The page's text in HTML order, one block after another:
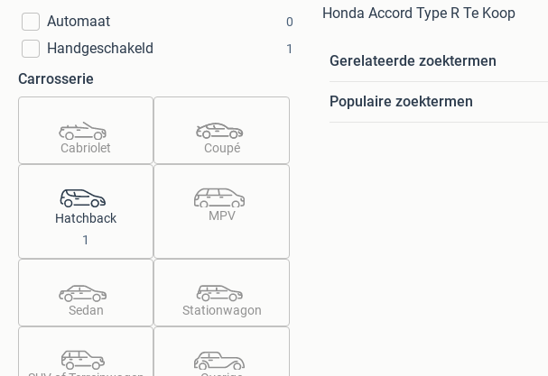
Automaat
0
Handgeschakeld 1
Carrosserie
Cabriolet Coupé
Hatchback
1
MPV
Sedan Stationwagon
Honda Accord Type R Te Koop
Gerelateerde zoektermen
Populaire zoektermen